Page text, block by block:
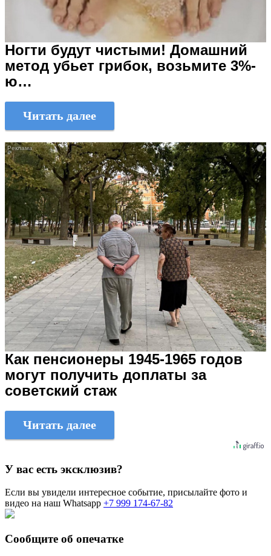
Ногти будут чистыми! Домашний
метод убьет грибок, возьмите 3%-
ю…
Читать далее
i
Как пенсионеры 1945-1965 годов
могут получить доплаты за
советский стаж
Читать далее
У вас есть эксклюзив?
Если вы увидели интересное событие, присылайте фото и
видео на наш Whatsapp +7 999 174-67-82
Сообщите об опечатке